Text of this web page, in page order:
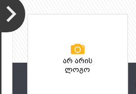
არ არის
ლოგო